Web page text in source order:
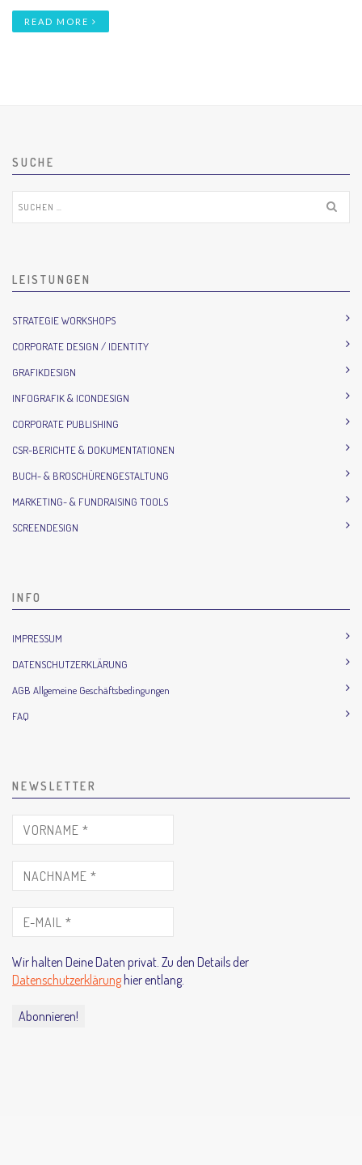
READ MORE
SUCHE
Suchen
LEISTUNGEN
STRATEGIE WORKSHOPS
CORPORATE DESIGN / IDENTITY
GRAFIKDESIGN
INFOGRAFIK & ICONDESIGN
CORPORATE PUBLISHING
CSR-BERICHTE & DOKUMENTATIONEN
BUCH- & BROSCHÜRENGESTALTUNG
MARKETING- & FUNDRAISING TOOLS
SCREENDESIGN
INFO
IMPRESSUM
DATENSCHUTZERKLÄRUNG
AGB Allgemeine Geschäftsbedingungen
FAQ
NEWSLETTER
Wir halten Deine Daten privat. Zu den Details der
Datenschutzerklärung hier entlang.